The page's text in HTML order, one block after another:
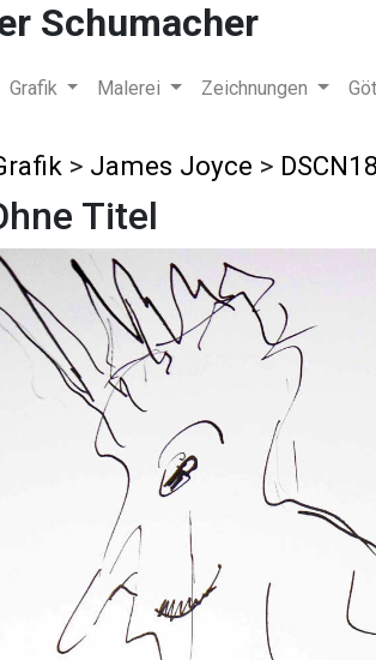
Schumacher
Grafik Malerei Zeichnungen
> James Joyce >
Titel